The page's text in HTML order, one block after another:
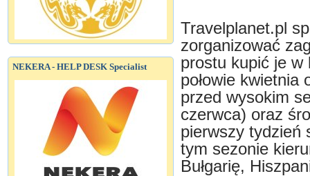
NEKERA - HELP DESK Specialist
Travelplanet.pl
zorganizować
prostu kupić je w
połowie
przed wysokim
czerwca) oraz
pierwszy tydzień
tym sezonie
Bułgarię,